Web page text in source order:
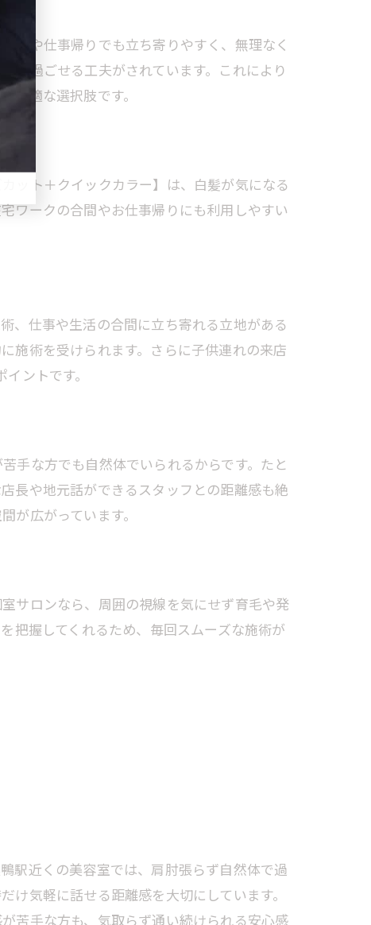
室
間や仕事帰りでも立ち寄りやすく、無理なく
ず過ごせる工夫がされています。これにより
最適な選択肢です。
ット＋クイックカラー】は、白髪が気になる
ワークの合間やお仕事帰りにも利用しやすい
、仕事や生活の合間に立ち寄れる立地がある
施術を受けられます。さらに子供連れの来店
ントです。
手な方でも自然体でいられるからです。たと
長や地元話ができるスタッフとの距離感も絶
が広がっています。
サロンなら、周囲の視線を気にせず育毛や発
把握してくれるため、毎回スムーズな施術が
駅近くの美容室では、肩肘張らず自然体で過
気軽に話せる距離感を大切にしています。
苦手な方も、気取らず通い続けられる安心感